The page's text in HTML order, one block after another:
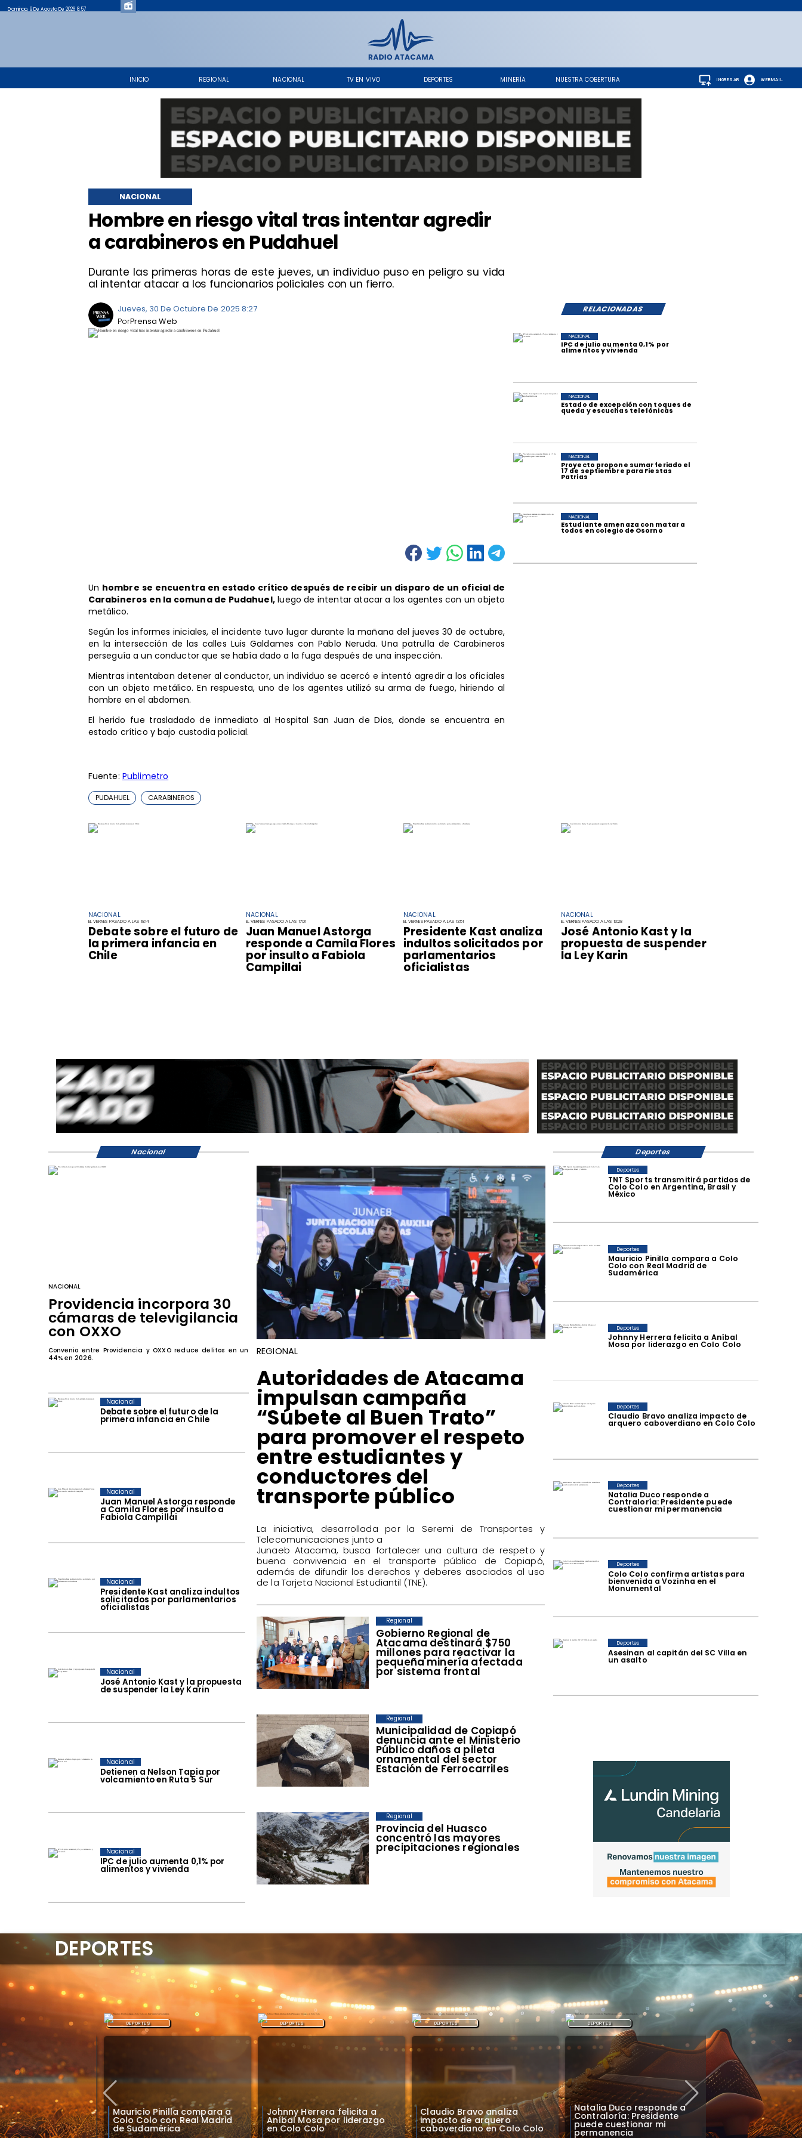
INICIO REGIONAL NACIONAL TV EN VIVO DEPORTES MINERÍA NUESTRA COBERTURA
Domingo, 9 De Agosto De 2026 8:57
WEBMAIL
INGRESAR
Hombre en riesgo vital tras intentar agredir
a carabineros en Pudahuel
Durante las primeras horas de este jueves, un individuo puso en peligro su vida
al intentar atacar a los funcionarios policiales con un fierro.
NACIONAL
RELACIONADAS
Jueves, 30 De Octubre De 2025 8:27
Prensa Web
Por
NACIONAL
EL VIERNES PASADO A LAS 18:14
Debate sobre el futuro de
la primera infancia en
Chile
NACIONAL
EL VIERNES PASADO A LAS 17:01
Juan Manuel Astorga
responde a Camila Flores
por insulto a Fabiola
Campillai
NACIONAL
EL VIERNES PASADO A LAS 13:51
Presidente Kast analiza
indultos solicitados por
parlamentarios
oficialistas
NACIONAL
EL VIERNES PASADO A LAS 13:28
José Antonio Kast y la
propuesta de suspender
la Ley Karin
IPC de julio aumenta 0,1% por
alimentos y vivienda
NACIONAL
Estado de excepción con toques de
queda y escuchas telefónicas
NACIONAL
Proyecto propone sumar feriado el
17 de septiembre para Fiestas
Patrias
NACIONAL
Estudiante amenaza con matar a
todos en colegio de Osorno
NACIONAL
Un hombre se encuentra en estado crítico después de recibir un disparo de un oficial de
Carabineros en la comuna de Pudahuel,luego de intentar atacar a los agentes con un objeto
metálico.
Según los informes iniciales, el incidente tuvo lugar durante la mañana del jueves 30 de octubre,
en la intersección de las calles Luis Galdames con Pablo Neruda. Una patrulla de Carabineros
perseguía a un conductor que se había dado a la fuga después de una inspección.
Mientras intentaban detener al conductor, un individuo se acercó e intentó agredir a los oficiales
con un objeto metálico. En respuesta, uno de los agentes utilizó su arma de fuego, hiriendo al
hombre en el abdomen.
El herido fue trasladado de inmediato al Hospital San Juan de Dios, donde se encuentra en
estado crítico y bajo custodia policial.
Fuente: Publimetro
PUDAHUEL CARABINEROS
TNT Sports transmitirá partidos de
Colo Colo en Argentina, Brasil y
México
Deportes
Mauricio Pinilla compara a Colo
Colo con Real Madrid de
Sudamérica
Deportes
Johnny Herrera felicita a Aníbal
Mosa por liderazgo en Colo Colo
Deportes
Claudio Bravo analiza impacto de
arquero caboverdiano en Colo Colo
Deportes
Natalia Duco responde a
Contraloría: Presidente puede
cuestionar mi permanencia
Deportes
Colo Colo confirma artistas para
bienvenida a Vozinha en el
Monumental
Deportes
Asesinan al capitán del SC Villa en
un asalto
Deportes
Debate sobre el futuro de la
primera infancia en Chile
Nacional
Juan Manuel Astorga responde
a Camila Flores por insulto a
Fabiola Campillai
Nacional
Presidente Kast analiza indultos
solicitados por parlamentarios
oficialistas
Nacional
José Antonio Kast y la propuesta
de suspender la Ley Karin
Nacional
Detienen a Nelson Tapia por
volcamiento en Ruta 5 Sur
Nacional
IPC de julio aumenta 0,1% por
alimentos y vivienda
Nacional
Gobierno Regional de
Atacama destinará $750
millones para reactivar la
pequeña minería afectada
por sistema frontal
Regional
Municipalidad de Copiapó
denuncia ante el Ministerio
Público daños a pileta
ornamental del sector
Estación de Ferrocarriles
Regional
Provincia del Huasco
concentró las mayores
precipitaciones regionales
Regional
NACIONAL
Providencia incorpora 30
cámaras de televigilancia
con OXXO
Convenio entre Providencia y OXXO reduce delitos en un
44% en 2026.
REGIONAL
Autoridades de Atacama
impulsan campaña
“Súbete al Buen Trato”
para promover el respeto
entre estudiantes y
conductores del
transporte público
La iniciativa, desarrollada por la Seremi de Transportes y
Telecomunicaciones junto a
Junaeb Atacama, busca fortalecer una cultura de respeto y
buena convivencia en el transporte público de Copiapó,
además de difundir los derechos y deberes asociados al uso
de la Tarjeta Nacional Estudiantil (TNE).
Nacional Deportes
transmitirá
Colo Colo en
y México
Mauricio Pinilla compara a
Colo Colo con Real Madrid
de Sudamérica
DEPORTES
Johnny Herrera felicita a
Aníbal Mosa por liderazgo
en Colo Colo
DEPORTES
Claudio Bravo analiza
impacto de arquero
caboverdiano en Colo Colo
DEPORTES
Natalia Duco responde a
Contraloría: Presidente
puede cuestionar mi
permanencia
DEPORTES
Colo Colo
para bienvenida
en el Monumental
DEPORTES